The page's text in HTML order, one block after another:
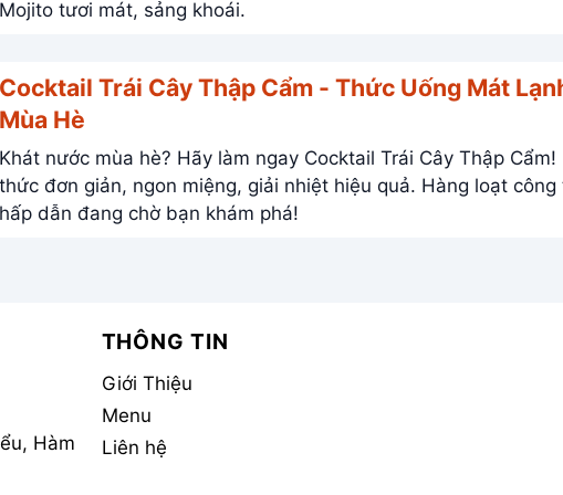
Mojito tươi mát, sảng khoái.
Cocktail Trái Cây Thập Cẩm - Thức Uống Mát
Mùa Hè
Khát nước mùa hè? Hãy làm ngay Cocktail Trái Cây Thập Cẩm! Công
thức đơn giản, ngon miệng, giải nhiệt hiệu quả. Hàng loạt công thức
hấp dẫn đang chờ bạn khám phá!
Hàm
THÔNG TIN
Giới Thiệu
Menu
Liên hệ